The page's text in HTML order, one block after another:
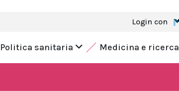
Login con
Politica sanitaria Medicina e ricerca